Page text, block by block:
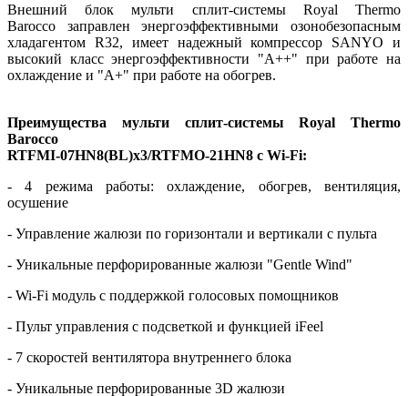
Внешний блок мульти сплит-системы Royal Thermo
Barocco заправлен энергоэффективными озонобезопасным
хладагентом R32, имеет надежный компрессор SANYO и
высокий класс энергоэффективности "А++" при работе на
охлаждение и "А+" при работе на обогрев.
Преимущества мульти сплит-системы Royal Thermo
Barocco
RTFMI-07HN8(BL)х3/RTFMO-21HN8 с Wi-Fi:
- 4 режима работы: охлаждение, обогрев, вентиляция,
осушение
- Управление жалюзи по горизонтали и вертикали с пульта
- Уникальные перфорированные жалюзи "Gentle Wind"
- Wi-Fi модуль с поддержкой голосовых помощников
- Пульт управления с подсветкой и функцией iFeel
- 7 скоростей вентилятора внутреннего блока
- Уникальные перфорированные 3D жалюзи